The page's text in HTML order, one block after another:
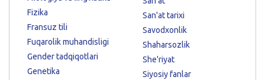
Fizika
Fransuz tili
Fuqarolik muhandisligi
Gender tadqiqotlari
Genetika
San'at tarixi
Savodxonlik
Shaharsozlik
She'riyat
Siyosiy fanlar